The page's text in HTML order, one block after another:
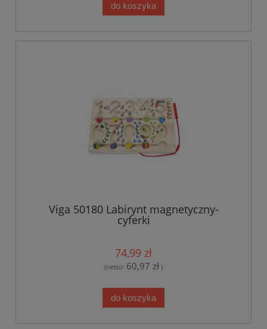
do koszyka
Viga 50180 Labirynt magnetyczny-
cyferki
74,99 zł
(netto: 60,97 zł )
do koszyka